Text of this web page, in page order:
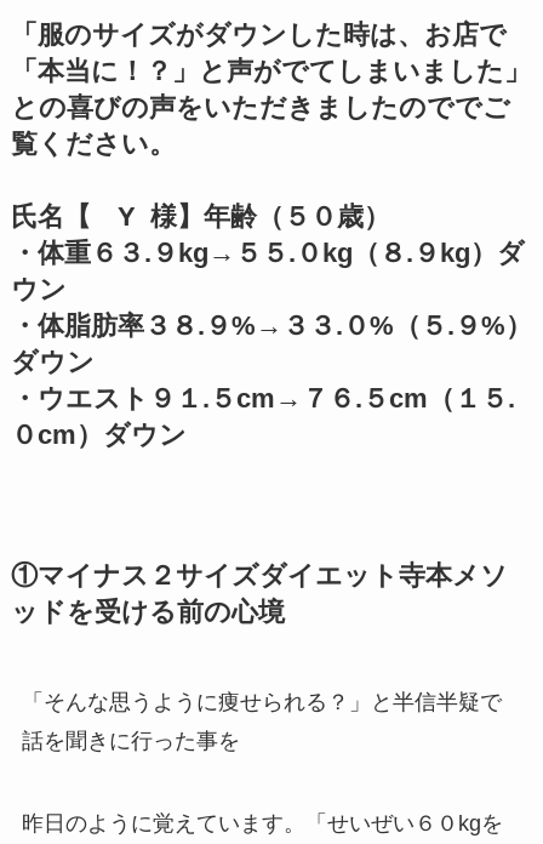
「服のサイズがダウンした時は、お店で
「本当に！？」と声がでてしまいました」
との喜びの声をいただきましたのででご
覧ください。
氏名【 Y 様】年齢（５０歳）
・体重６３.９kg→５５.０kg（８.９kg）ダ
ウン
・体脂肪率３８.９%→３３.０%（５.９%）
ダウン
・ウエスト９１.５cm→７６.５cm（１５.
０cm）ダウン
①マイナス２サイズダイエット寺本メソ
ッドを受ける前の心境
「そんな思うように痩せられる？」と半信半疑で
話を聞きに行った事を
昨日のように覚えています。「せいぜい６０kgを